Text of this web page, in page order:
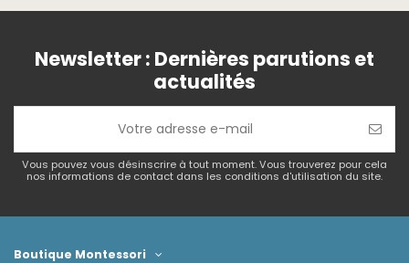
Newsletter : Dernières parutions et
actualités
Vous pouvez vous désinscrire à tout moment. Vous trouverez pour cela
nos informations de contact dans les conditions d'utilisation du site.
Boutique Montessori